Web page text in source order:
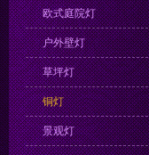
欧式庭院灯
户外壁灯
草坪灯
铜灯
景观灯